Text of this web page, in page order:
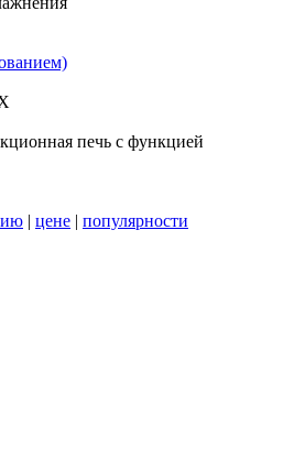
печь с функцией
| цене | популярности